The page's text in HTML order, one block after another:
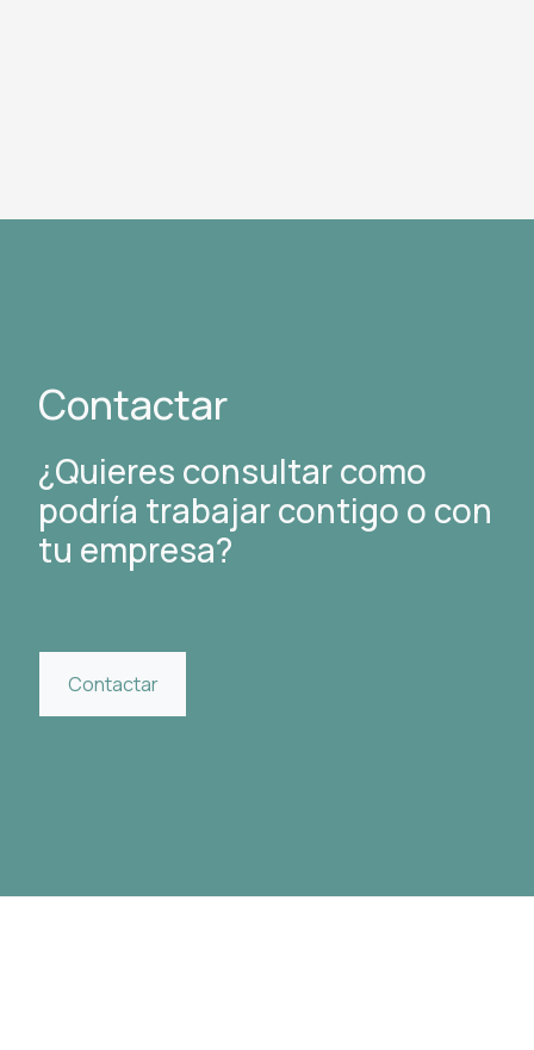
Contactar
¿Quieres consultar como
podría trabajar contigo o con
tu empresa?
Contactar